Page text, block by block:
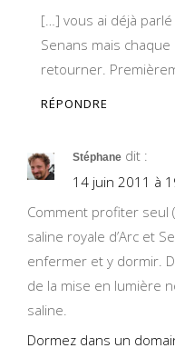
[…] vous ai déjà parlé
Senans mais
retourner.
RÉPONDRE
Stéphane dit :
14 juin 2011 à
Comment profiter seul
saline royale d’Arc et
enfermer et y dormir.
de la mise en lumière
saline.
Dormez dans un